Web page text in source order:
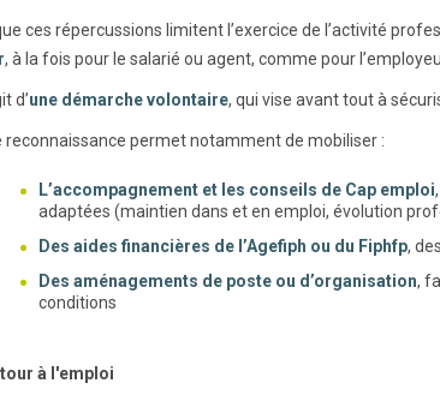
ces répercussions limitent l’exercice de l’activité
, à la fois pour le salarié ou agent, comme pour
d’une démarche volontaire, qui vise avant tout à
reconnaissance permet notamment de mobiliser :
L’accompagnement et les conseils de Cap emploi
adaptées (maintien dans et en emploi, évolution
Des aides financières de l’Agefiph ou du Fiphfp,
Des aménagements de poste ou d’organisation,
conditions
à l'emploi